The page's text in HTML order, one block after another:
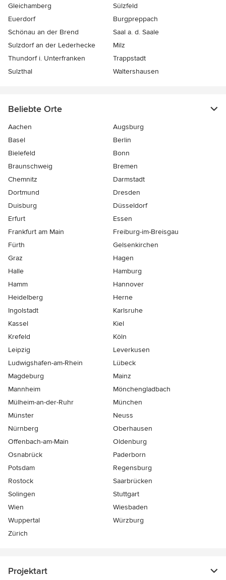
Gleichamberg
Sülzfeld
Euerdorf
Burgpreppach
Schönau an der Brend
Saal a. d. Saale
Sulzdorf an der Lederhecke
Milz
Thundorf i. Unterfranken
Trappstadt
Sulzthal
Waltershausen
Beliebte Orte
Aachen
Augsburg
Basel
Berlin
Bielefeld
Bonn
Braunschweig
Bremen
Chemnitz
Darmstadt
Dortmund
Dresden
Duisburg
Düsseldorf
Erfurt
Essen
Frankfurt am Main
Freiburg-im-Breisgau
Fürth
Gelsenkirchen
Graz
Hagen
Halle
Hamburg
Hamm
Hannover
Heidelberg
Herne
Ingolstadt
Karlsruhe
Kassel
Kiel
Krefeld
Köln
Leipzig
Leverkusen
Ludwigshafen-am-Rhein
Lübeck
Magdeburg
Mainz
Mannheim
Mönchen­gladbach
Mülheim-an-der-Ruhr
München
Münster
Neuss
Nürnberg
Oberhausen
Offenbach-am-Main
Oldenburg
Osnabrück
Paderborn
Potsdam
Regensburg
Rostock
Saarbrücken
Solingen
Stuttgart
Wien
Wiesbaden
Wuppertal
Würzburg
Zürich
Projektart